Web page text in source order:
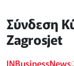
Σύνδεση
Zagrosjet
INBusinessNews